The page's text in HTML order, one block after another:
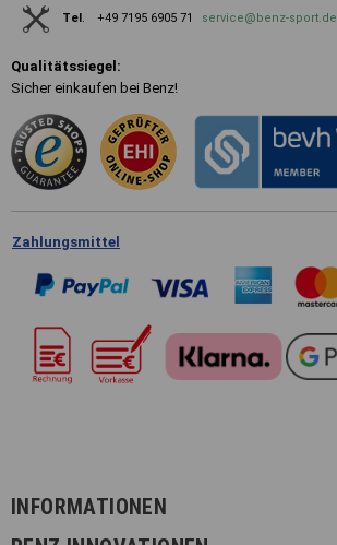
Tel . +49 7195 6905 71 service@benz-sport.de
Qualitätssiegel:
Sicher einkaufen bei Benz!
Zahlungsmittel
INFORMATIONEN